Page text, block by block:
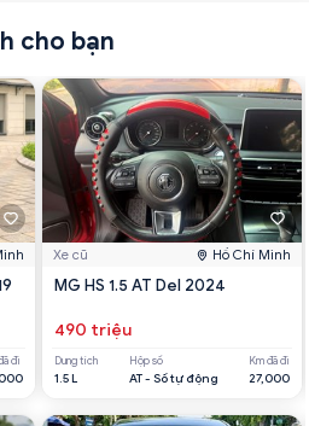
cho bạn
đi
Xe cũ Hồ Chí Minh
MG HS 1.5 AT Del 2024
490 triệu
Dung tích
1.5 L
Hộp số
AT - Số tự động
Km đã đi
27,000